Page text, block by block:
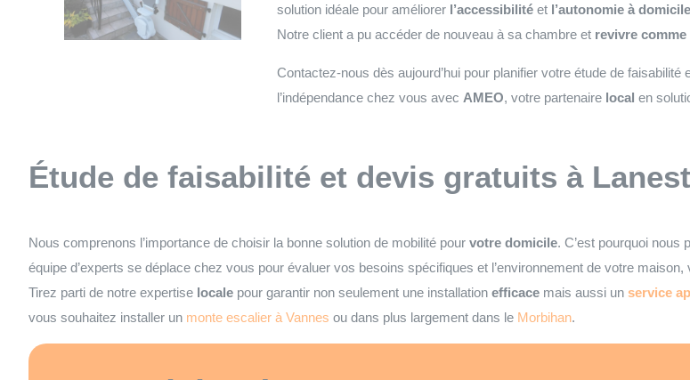
solution idéale pour améliorer l’accessibilitéet l’autonomie à domicile
Notre client a pu accéder de nouveau à sa chambre et revivre comme
Contactez-nous dès aujourd’hui pour planifier votre étude de faisabilité
l’indépendance chez vous avec AMEO, votre partenaire local en
Étude de faisabilité et devis gratuits à
Nous comprenons l’importance de choisir la bonne solution de mobilité pour votre domicile. C’est pourquoi nous
équipe d’experts se déplace chez vous pour évaluer vos besoins spécifiques et l’environnement de votre
Tirez parti de notre expertise locale pour garantir non seulement une installation efficace mais aussi un service
vous souhaitez installer un monte escalier à Vannes ou dans plus largement dans le Morbihan.